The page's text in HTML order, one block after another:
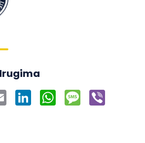
Email LinkedInWhatsApp
Message